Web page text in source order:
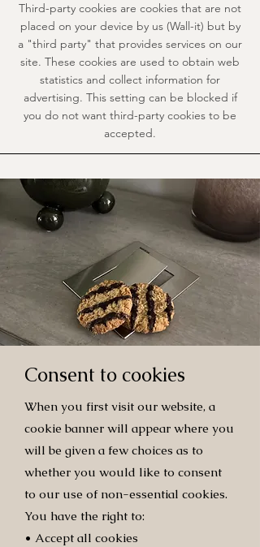
Third-party cookies are cookies that are not
placed on your device by us (Wall-it) but by
a "third party" that provides services on our
site. These cookies are used to obtain web
statistics and collect information for
advertising. This setting can be blocked if
you do not want third-party cookies to be
accepted.
Consent to cookies
When you first visit our website, a
cookie banner will appear where you
will be given a few choices as to
whether you would like to consent
to our use of non-essential cookies.
You have the right to:
• Accept all cookies